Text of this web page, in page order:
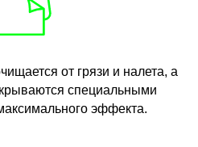
от грязи и налета, а
специальными
эффекта.